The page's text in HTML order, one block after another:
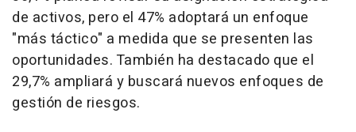
de activos, pero el 47% adoptará un enfoque
"más táctico" a medida que se presenten las
oportunidades. También ha destacado que el
29,7% ampliará y buscará nuevos enfoques de
gestión de riesgos.